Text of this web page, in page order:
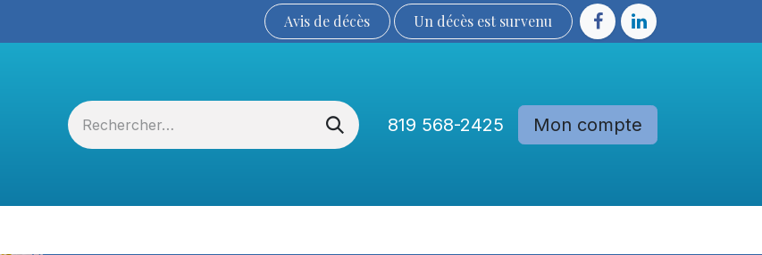
Avis de décès Un décès est sur​​​​​​​​ve​nu​​​​​​​​​​
819 568-2425 Mon compte